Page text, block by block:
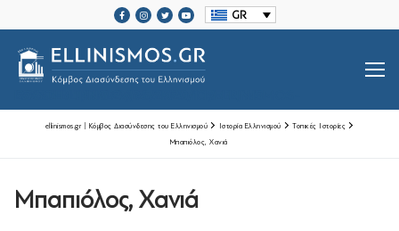
στο
περιεχόμενο
GR
Βιογραφίες Ελλήνων
ellinismos.gr | Κόμβος Διασύνδεσης του Ελληνισμού Ιστορία Ελληνισμού
Τοπικές Ιστορίες
Μπαπιόλος, Χανιά
Μπαπιόλος, Χανιά